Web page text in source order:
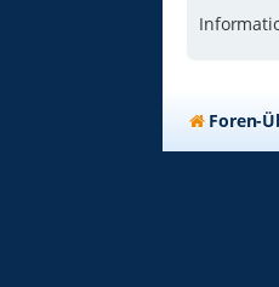
Foren-